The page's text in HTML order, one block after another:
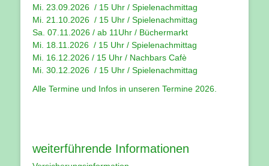
Mi. 23.09.2026 / 15 Uhr / Spielenachmittag
Mi. 21.10.2026 / 15 Uhr / Spielenachmittag
Sa. 07.11.2026 / ab 11Uhr / Büchermarkt
Mi. 18.11.2026 / 15 Uhr / Spielenachmittag
Mi. 16.12.2026 / 15 Uhr / Nachbars Cafè
Mi. 30.12.2026 / 15 Uhr / Spielenachmittag
Alle Termine und Infos in unseren Termine 2026
weiterführende Informationen